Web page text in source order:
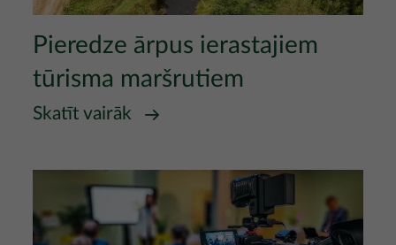
Pieredze ārpus ierastajiem
tūrisma maršrutiem
Skatīt vairāk